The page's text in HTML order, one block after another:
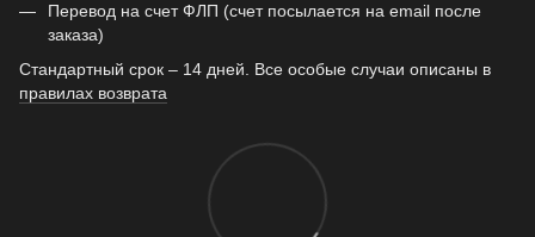
Перевод на счет ФЛП (счет посылается на email после
заказа)
Стандартный срок – 14 дней. Все особые случаи описаны в
правилах возврата